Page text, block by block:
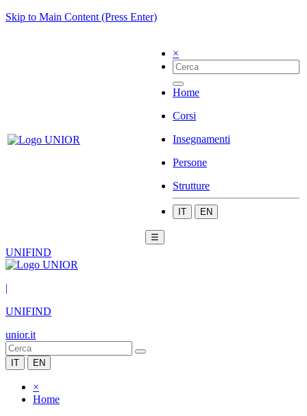
Skip to Main Content (Press Enter)
×
Home
Corsi
Insegnamenti
Persone
Strutture
IT EN
☰
UNIFIND
|
UNIFIND
unior.it
IT EN
×
Home